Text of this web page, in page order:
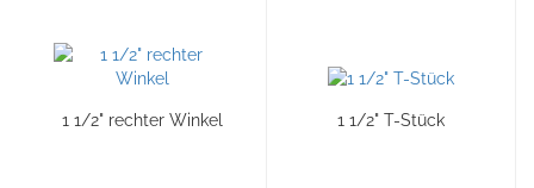
1 1/2" rechter Winkel 1 1/2" T-Stück